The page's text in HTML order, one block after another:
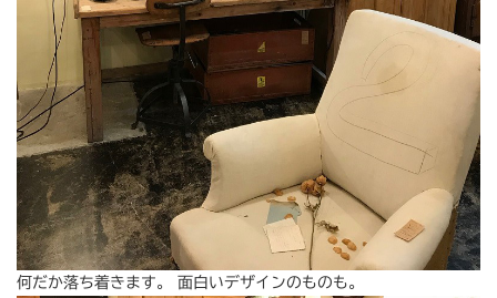
何だか落ち着きます。 面白いデザインのものも。